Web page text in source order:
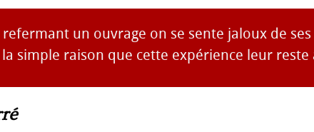
un ouvrage on se sente jaloux de
simple raison que cette expérience leur reste